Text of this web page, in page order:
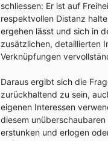
schliessen: Er ist auf
respektvollen Distanz
ergehen lässt und sich in
zusätzlichen, detaillierten
Verknüpfungen
Daraus ergibt sich die
zurückhaltend zu sein,
eigenen Interessen
diesem
erstunken und erlogen